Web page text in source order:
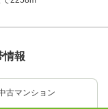
情報
古マンション